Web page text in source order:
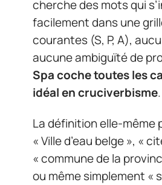
cherche des mots qui
facilement dans une
courantes (S, P, A),
aucune ambiguïté de
Spa coche toutes les
idéal en cruciverbisme.
La définition elle-même
« Ville d’eau belge », «
« commune de la
ou même simplement «